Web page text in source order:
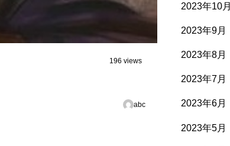
196 views
abc
2023年10月
2023年9月
2023年8月
2023年7月
2023年6月
2023年5月